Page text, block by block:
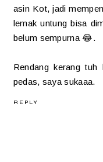
asin Kot, jadi
lemak untung bisa
belum sempurna 😂.
Rendang kerang
pedas, saya sukaaa.
REPLY